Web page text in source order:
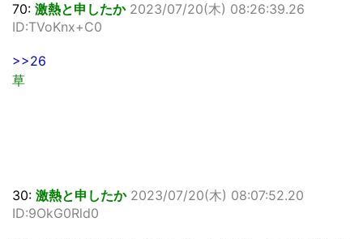
70: 激熱と申したか 2023/07/20(木) 08:26:39.26
ID:TVoKnx+C0
>>26
草
30: 激熱と申したか 2023/07/20(木) 08:07:52.20
ID:9OkG0Rld0